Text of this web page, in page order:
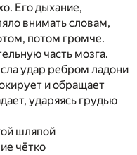
Его дыхание,
внимать словам,
потом громче.
часть мозга.
удар ребром ладони
и обращает
ударяясь грудью
шляпой
чётко